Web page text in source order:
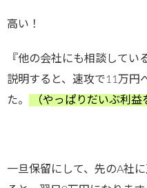
高い！
『他の会社にも相談してい
説明すると、速攻で11万円
た。
（やっぱりだいぶ利益
一旦保留にして、先のA社